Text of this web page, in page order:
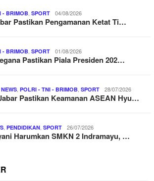
- BRIMOB SPORT 04/08/2026
Pastikan Pengamanan Ketat Ti…
- BRIMOB SPORT 01/08/2026
Pastikan Piala Presiden 202…
POLRI - TNI - BRIMOB SPORT 28/07/2026
Pastikan Keamanan ASEAN Hyu…
PENDIDIKAN SPORT 26/07/2026
Harumkan SMKN 2 Indramayu, …